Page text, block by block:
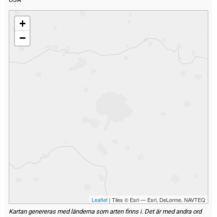
+
−
Leaflet | Tiles © Esri — Esri, DeLorme, NAVTEQ
Kartan genereras med länderna som arten finns i. Det är med andra ord